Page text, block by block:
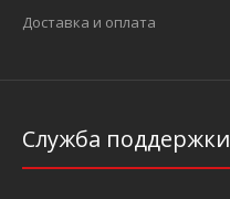
Доставка и оплата
Служба поддержки